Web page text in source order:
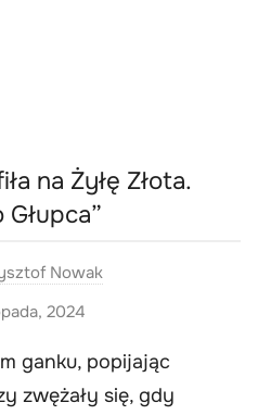
na Żyłę Złota.
Nowak
2024
ganku, popijając
zwężały się, gdy